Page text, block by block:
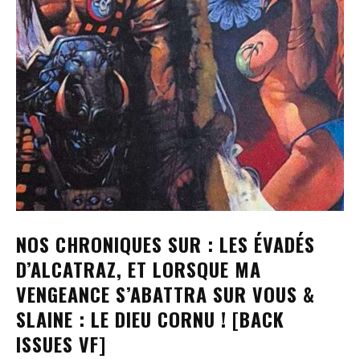
NOS CHRONIQUES SUR : LES ÉVADÉS
D’ALCATRAZ, ET LORSQUE MA
VENGEANCE S’ABATTRA SUR VOUS &
SLAINE : LE DIEU CORNU ! [BACK
ISSUES VF]